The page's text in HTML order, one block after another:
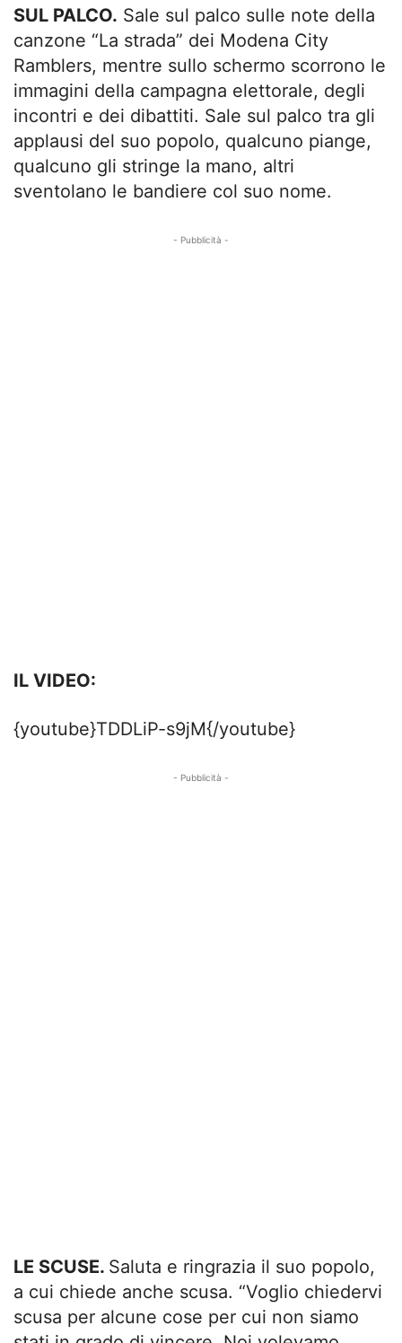
SUL PALCO. Sale sul palco sulle note della
canzone “La strada” dei Modena City
Ramblers, mentre sullo schermo scorrono le
immagini della campagna elettorale, degli
incontri e dei dibattiti. Sale sul palco tra gli
applausi del suo popolo, qualcuno piange,
qualcuno gli stringe la mano, altri
sventolano le bandiere col suo nome.
- Pubblicità -
IL VIDEO:
{youtube}TDDLiP-s9jM{/youtube}
- Pubblicità -
LE SCUSE. Saluta e ringrazia il suo popolo,
a cui chiede anche scusa. “Voglio chiedervi
scusa per alcune cose per cui non siamo